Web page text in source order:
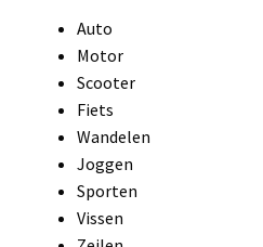
Auto
Motor
Scooter
Fiets
Wandelen
Joggen
Sporten
Vissen